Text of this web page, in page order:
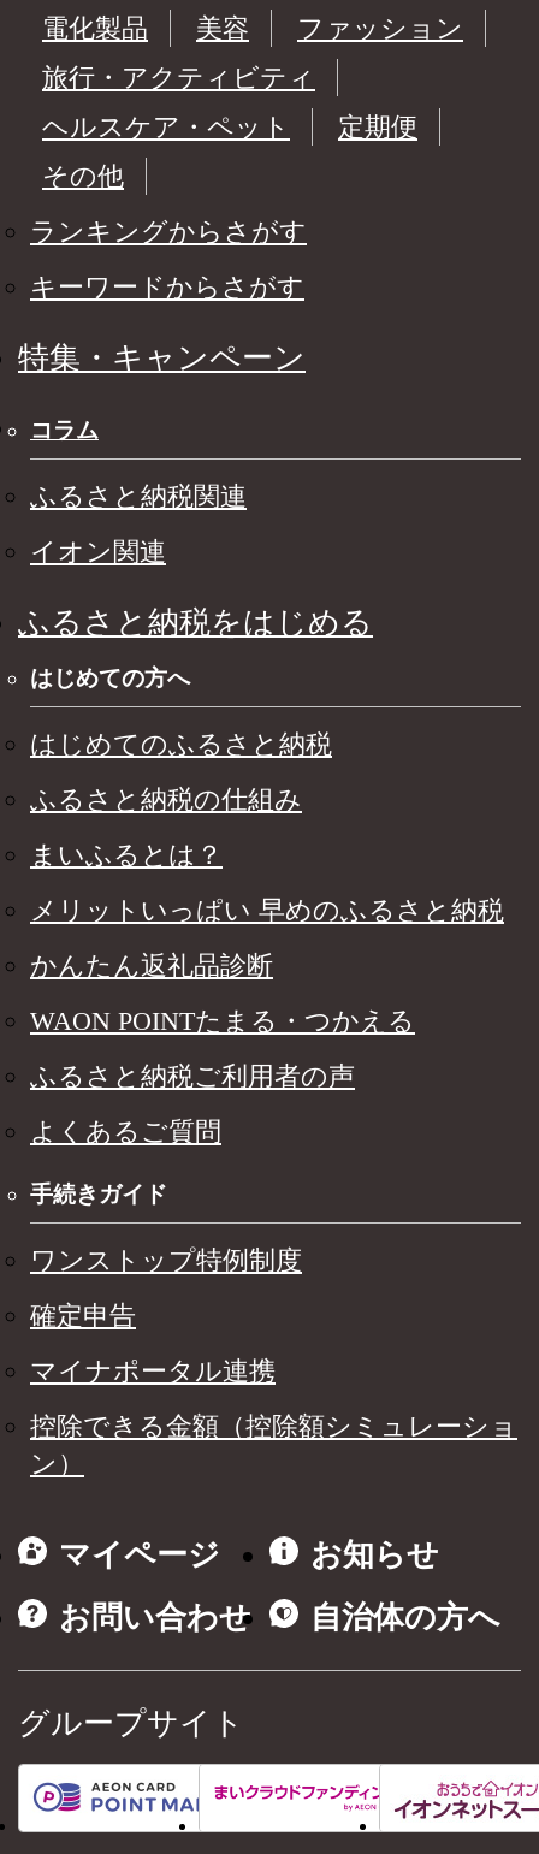
電化製品
美容
ファッション
旅行・アクティビティ
ヘルスケア・ペット
定期便
その他
ランキングからさがす
キーワードからさがす
特集・キャンペーン
コラム
ふるさと納税関連
イオン関連
ふるさと納税をはじめる
はじめての方へ
はじめてのふるさと納税
ふるさと納税の仕組み
まいふるとは？
メリットいっぱい 早めのふるさと納税
かんたん返礼品診断
WAON POINTたまる・つかえる
ふるさと納税ご利用者の声
よくあるご質問
手続きガイド
ワンストップ特例制度
確定申告
マイナポータル連携
控除できる金額（控除額シミュレーショ
ン）
マイページ
お知らせ
お問い合わせ
自治体の方へ
グループサイト